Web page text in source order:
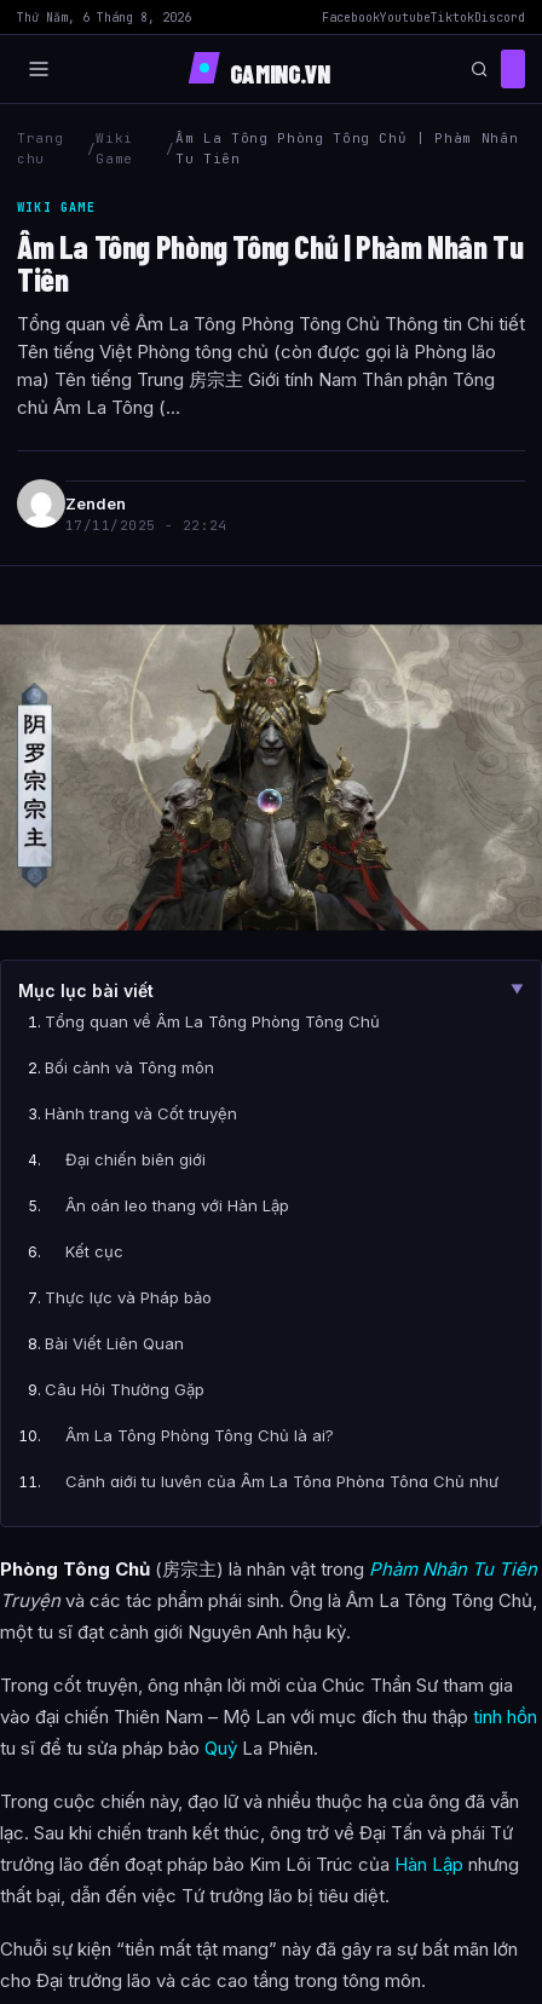
Thứ Năm, 6 Tháng 8, 2026 FacebookYoutubeTiktokDiscord
GAMING.VN
Trang
chu
/
Wiki
Game
/
Âm La Tông Phòng Tông Chủ | Phàm Nhân
Tu Tiên
WIKI GAME
Âm La Tông Phòng Tông Chủ | Phàm Nhân Tu
Tiên
Tổng quan về Âm La Tông Phòng Tông Chủ Thông tin Chi tiết
Tên tiếng Việt Phòng tông chủ (còn được gọi là Phòng lão
ma) Tên tiếng Trung 房宗主 Giới tính Nam Thân phận Tông
chủ Âm La Tông (...
Zenden
17/11/2025 - 22:24
Mục lục bài viết ▼
Tổng quan về Âm La Tông Phòng Tông Chủ
Bối cảnh và Tông môn
Hành trang và Cốt truyện
Đại chiến biên giới
Ân oán leo thang với Hàn Lập
Kết cục
Thực lực và Pháp bảo
Bài Viết Liên Quan
Câu Hỏi Thường Gặp
Âm La Tông Phòng Tông Chủ là ai?
Cảnh giới tu luyện của Âm La Tông Phòng Tông Chủ như
nào?
Thông tin về Âm La Tông Phòng Tông Chủ được tổng hợp
Phòng Tông Chủ (房宗主) là nhân vật trong Phàm Nhân Tu Tiên
Truyện và các tác phẩm phái sinh. Ông là Âm La Tông Tông Chủ,
một tu sĩ đạt cảnh giới Nguyên Anh hậu kỳ.
Trong cốt truyện, ông nhận lời mời của Chúc Thần Sư tham gia
vào đại chiến Thiên Nam – Mộ Lan với mục đích thu thập tinh hồn
tu sĩ để tu sửa pháp bảo Quỷ La Phiên.
Trong cuộc chiến này, đạo lữ và nhiều thuộc hạ của ông đã vẫn
lạc. Sau khi chiến tranh kết thúc, ông trở về Đại Tấn và phái Tứ
trưởng lão đến đoạt pháp bảo Kim Lôi Trúc của Hàn Lập nhưng
thất bại, dẫn đến việc Tứ trưởng lão bị tiêu diệt.
Chuỗi sự kiện “tiền mất tật mang” này đã gây ra sự bất mãn lớn
cho Đại trưởng lão và các cao tầng trong tông môn.